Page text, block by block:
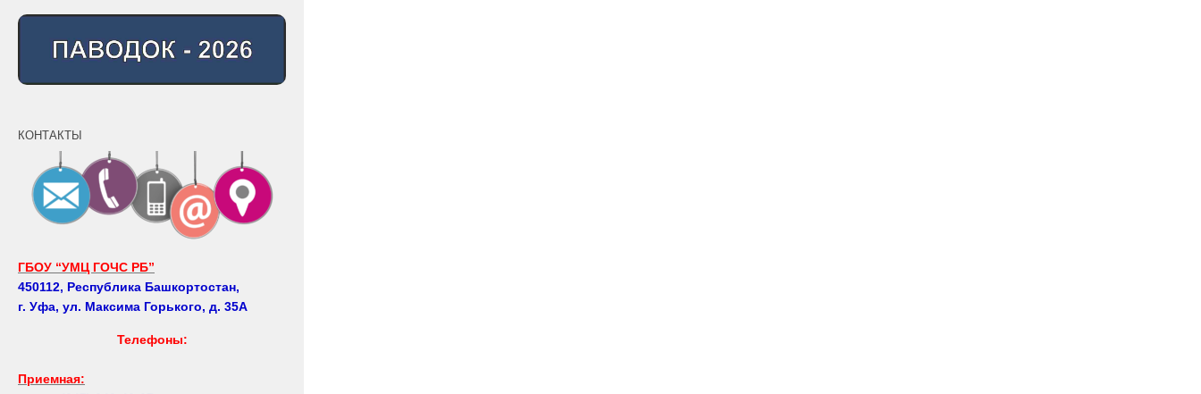
КОНТАКТЫ
ГБОУ “УМЦ ГОЧС РБ”
450112, Республика Башкортостан,
г. Уфа, ул. Максима Горького, д. 35А
Телефоны:
Приемная: